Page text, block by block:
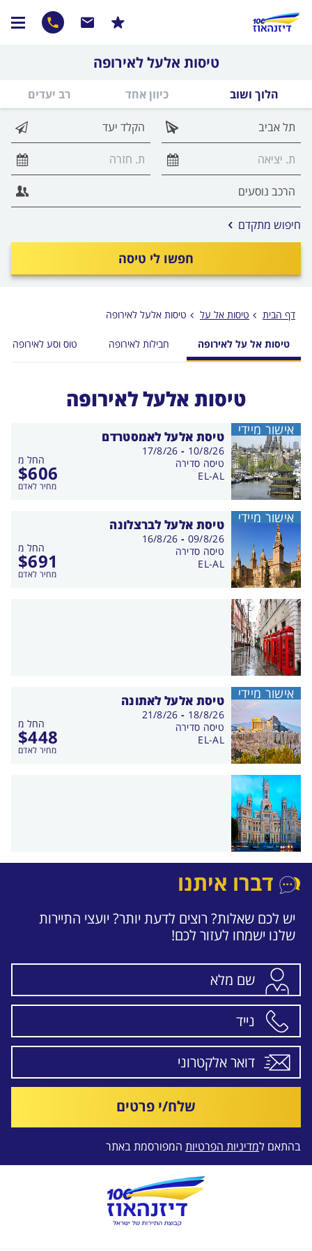
טיסות אלעל לאירופה
הלוך ושוב כיוון אחד רב יעדים
חפשו לי טיסה
חיפוש מתקדם אפשרויות
החיפוש
לפני
דף הבית טיסות אל על טיסות אלעל לאירופה
טיסות אל על לאירופה חבילות לאירופה טוס וסע לאירופה
טיסות אלעל לאירופה
טיסת אלעל לאמסטרדם
החל מ
$606
מחיר לאדם
בין
התאריכים,
10/8/26
-
17/8/26
טיסה סדירה
EL-AL
אישור מיידי
טיסת אלעל לברצלונה
החל מ
$691
מחיר לאדם
בין
התאריכים,
09/8/26
-
16/8/26
טיסה סדירה
EL-AL
אישור מיידי
טיסת אלעל לאתונה
החל מ
$448
מחיר לאדם
בין
התאריכים,
18/8/26
-
21/8/26
טיסה סדירה
EL-AL
אישור מיידי
דברו איתנו
יש לכם שאלות? רוצים לדעת יותר? יועצי התיירות
שלנו ישמחו לעזור לכם!
שלח/י פרטים
בהתאם למדיניות הפרטיות המפורסמת באתר